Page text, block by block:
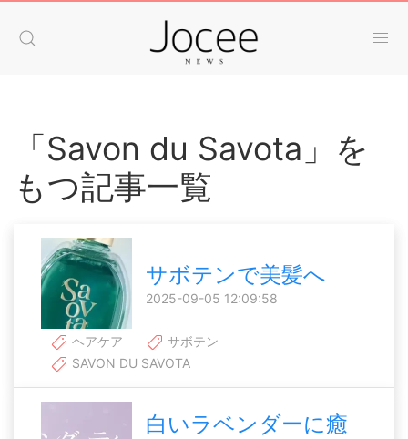
「Savon du Savota」を
もつ記事一覧
サボテンで美髪へ
2025-09-05 12:09:58
ヘアケア
サボテン
SAVON DU SAVOTA
白いラベンダーに癒